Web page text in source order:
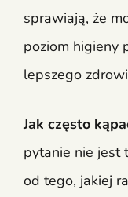
sprawiają, że
poziom higieny
lepszego
Jak często
pytanie nie jest
od tego, jakiej